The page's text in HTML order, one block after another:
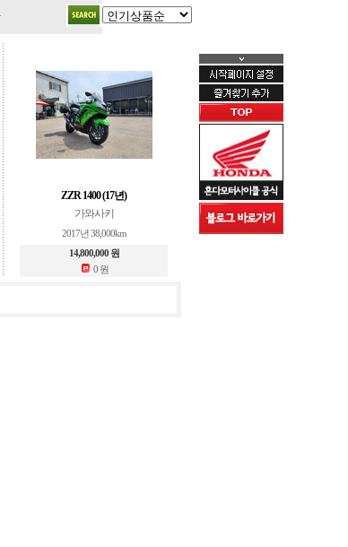
ZZR 1400 (17년)
가와사키
2017년 38,000km
14,800,000 원
0 원